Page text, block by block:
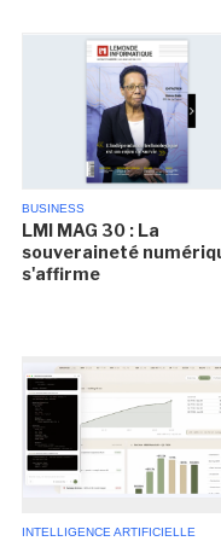
BUSINESS
LMI MAG 30 : La
souveraineté
s'affirme
INTELLIGENCE ARTIFICIELLE